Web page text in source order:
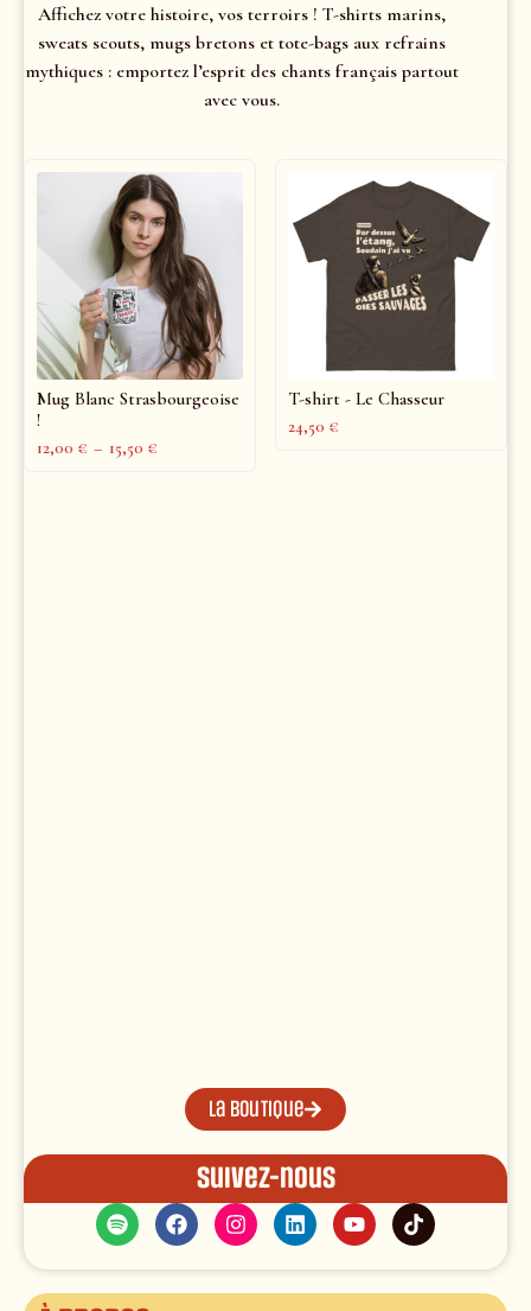
Affichez votre histoire, vos terroirs ! T-shirts marins,
sweats scouts, mugs bretons et tote-bags aux refrains
mythiques : emportez l’esprit des chants français partout
avec vous.
Mug Blanc Strasbourgeoise
!
12,00 € – 15,50 €
T-shirt - Le Chasseur
24,50 €
La boutique
Suivez-nous